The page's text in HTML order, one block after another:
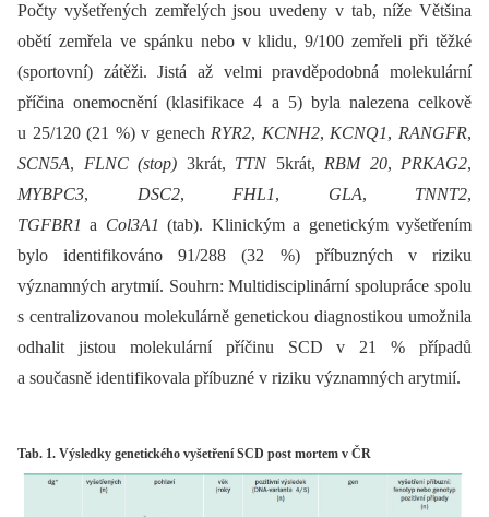
Počty vyšetřených zemřelých jsou uvedeny v tab, níže Většina
obětí zemřela ve spánku nebo v klidu, 9/100 zemřeli při těžké
(sportovní) zátěži. Jistá až velmi pravděpodobná molekulární
příčina onemocnění (klasifikace 4 a 5) byla nalezena celkově
u 25/120 (21 %) v genech RYR2, KCNH2, KCNQ1, RANGFR,
SCN5A, FLNC (stop) 3krát, TTN5krát, RBM 20, PRKAG2,
MYBPC3, DSC2, FHL1, GLA, TNNT2,
TGFBR1 a Col3A1 (tab). Klinickým a genetickým vyšetřením
bylo identifikováno 91/288 (32 %) příbuzných v riziku
významných arytmií. Souhrn: Multidisciplinární spolupráce spolu
s centralizovanou molekulárně genetickou diagnostikou umožnila
odhalit jistou molekulární příčinu SCD v 21 % případů
a současně identifikovala příbuzné v riziku významných arytmií.
Tab. 1. Výsledky genetického vyšetření SCD post mortem v ČR